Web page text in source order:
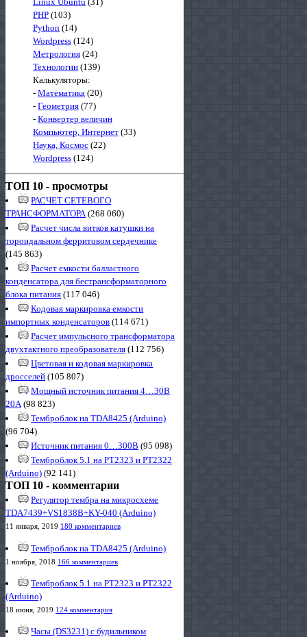
PHP (103)
Python (14)
Wordpress (124)
Метрология (24)
Технологии (139)
Калькуляторы:
- Математика (20)
- Геометрия (77)
- Конвертер величин
Компьютер, Интернет (33)
Наука, Космос (22)
Wordpress (124)
ТОП 10 - просмотры
РАСЧЕТ СЕТЕВОГО
ТРАНСФОРМАТОРА(268 060)
Расчет числа витков катушки на
тороидальном ферритовом сердечнике
(145 863)
Расчет емкости балластного
конденсатора для бестрансформаторного
блока питания (117 046)
Кодовая маркировка емкости
импортных конденсаторов (114 671)
Расчет импульсного трансформатора
двухтактного преобразователя (112 756)
Цветовая и кодовая маркировка
дросселей (105 807)
Мощный источник питания 4…30В
20А(98 823)
Темброблок на TDA8425 (Arduino)
(96 704)
Источник питания 0…300В (95 098)
Темброблок 5.1 на PT2323 и PT2322
(Arduino) (92 141)
ТОП 10 - комментарии
Регулятор тембра на микросхеме
TDA7439+VS1838B+KY-040 (Arduino)
11 января, 2019 180 комментариев
Темброблок на TDA8425 (Arduino)
1 ноября, 2018 166 комментариев
Темброблок 5.1 на PT2323 и PT2322
(Arduino)
18 июня, 2019 124 комментария
Часы (DS3231) с будильником